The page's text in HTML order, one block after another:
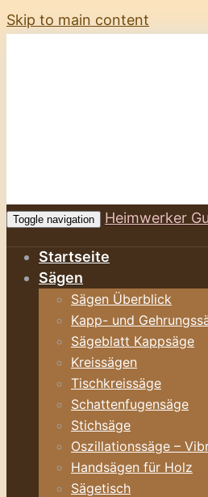
Skip to main content
Toggle navigation Heimwerker
Startseite
Sägen
Sägen Überblick
Kapp- und
Sägeblatt Kappsäge
Kreissägen
Tischkreissäge
Schattenfugensäge
Stichsäge
Oszillationssäge –
Handsägen für Holz
Sägetisch